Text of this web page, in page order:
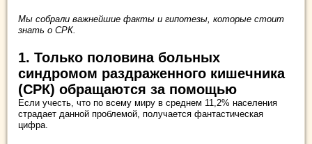
Мы собрали важнейшие факты и гипотезы, которые стоит
знать о СРК.
1. Только половина больных
синдромом раздраженного кишечника
(СРК) обращаются за помощью
Если учесть, что по всему миру в среднем 11,2% населения
страдает данной проблемой, получается фантастическая
цифра.